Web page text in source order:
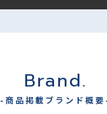
Brand.
-商品掲載ブランド概要